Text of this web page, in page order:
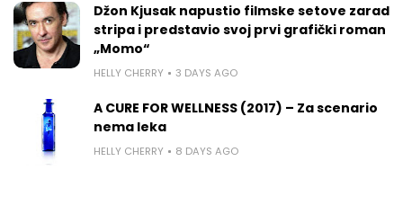
Džon Kjusak napustio filmske setove zarad
stripa i predstavio svoj prvi grafički roman
„Momo“
HELLY CHERRY 3 DAYS AGO
A CURE FOR WELLNESS (2017) – Za scenario
nema leka
HELLY CHERRY 8 DAYS AGO